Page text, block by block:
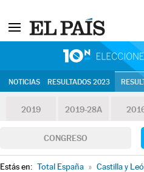
NOTICIAS RESULTADOS 2023
2019 2019-28A
CONGRESO
Estás en: Total España » Castilla y